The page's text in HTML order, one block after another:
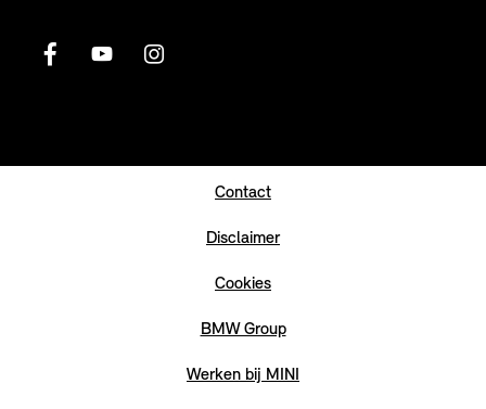
Contact
Disclaimer
Cookies
BMW Group
Werken bij MINI